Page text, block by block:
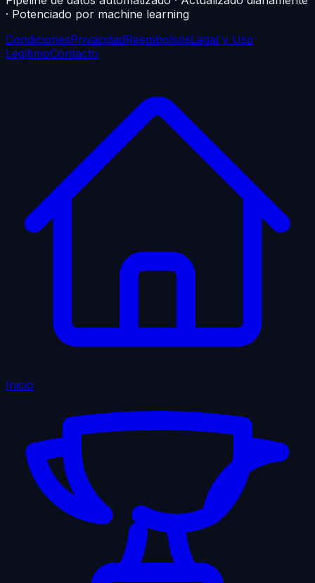
· Potenciado por machine learning
CondicionesPrivacidadReembolsosLegal y Uso
LegítimoContacto
Inicio